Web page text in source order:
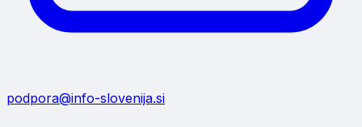
podpora@info-slovenija.si